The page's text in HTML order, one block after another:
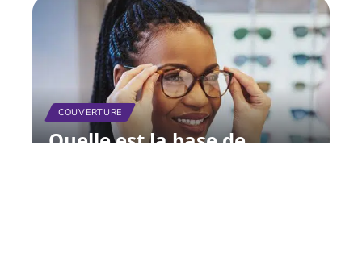
COUVERTURE
Quelle est la base de